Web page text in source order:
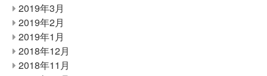
2019年3月
2019年2月
2019年1月
2018年12月
2018年11月